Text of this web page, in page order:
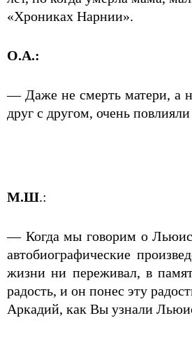
«Хрониках Нарнии».
О.А.:
— Даже не смерть матери, а
друг с другом, очень
М.Ш.:
— Когда мы говорим о
автобиографические
жизни ни переживал, в
радость, и он понес эту
Аркадий, как Вы узнали